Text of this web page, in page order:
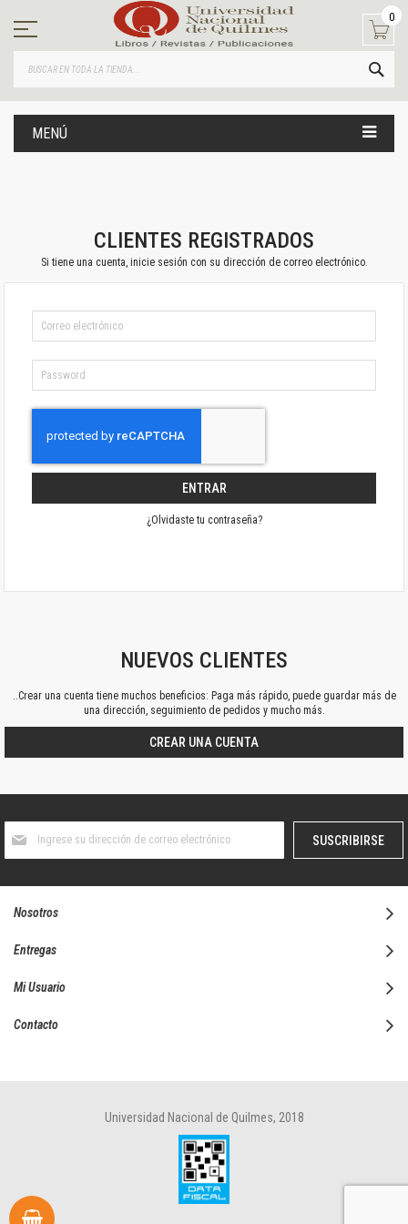
contenido
0
MENÚ
CLIENTES REGISTRADOS
Si tiene una cuenta, inicie sesión con su dirección de correo electrónico.
ENTRAR
¿Olvidaste tu contraseña?
NUEVOS CLIENTES
..Crear una cuenta tiene muchos beneficios: Paga más rápido, puede guardar más de
una dirección, seguimiento de pedidos y mucho más.
CREAR UNA CUENTA
boletín
SUSCRIBIRSE
Nosotros
Entregas
Mi Usuario
Contacto
Universidad Nacional de Quilmes, 2018